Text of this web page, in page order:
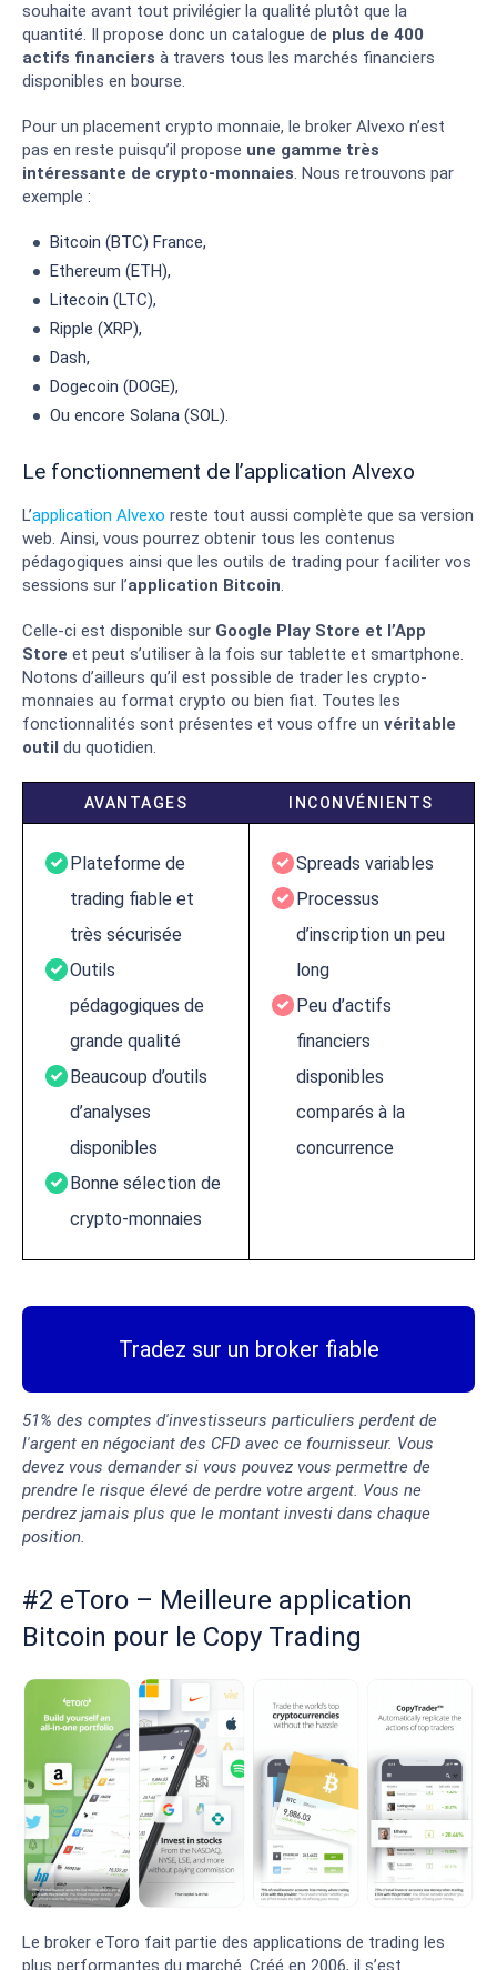
souhaite avant tout privilégier la qualité plutôt que la
quantité. Il propose donc un catalogue de plus de 400
actifs financiers à travers tous les marchés financiers
disponibles en bourse.
Pour un placement crypto monnaie, le broker Alvexo n’est
pas en reste puisqu’il propose une gamme très
intéressante de crypto-monnaies. Nous retrouvons par
exemple :
Bitcoin (BTC) France,
Ethereum (ETH),
Litecoin (LTC),
Ripple (XRP),
Dash,
Dogecoin (DOGE),
Ou encore Solana (SOL).
Le fonctionnement de l’application Alvexo
L’application Alvexo reste tout aussi complète que sa version
web. Ainsi, vous pourrez obtenir tous les contenus
pédagogiques ainsi que les outils de trading pour faciliter vos
sessions sur l’application Bitcoin.
Celle-ci est disponible sur Google Play Store et l’App
Store et peut s’utiliser à la fois sur tablette et smartphone.
Notons d’ailleurs qu’il est possible de trader les crypto-
monnaies au format crypto ou bien fiat. Toutes les
fonctionnalités sont présentes et vous offre un véritable
outil du quotidien.
AVANTAGES INCONVÉNIENTS
Plateforme de
trading fiable et
très sécurisée
Outils
pédagogiques de
grande qualité
Beaucoup d’outils
d’analyses
disponibles
Bonne sélection de
crypto-monnaies
Spreads variables
Processus
d’inscription un peu
long
Peu d’actifs
financiers
disponibles
comparés à la
concurrence
Tradez sur un broker fiable
51% des comptes d'investisseurs particuliers perdent de
l'argent en négociant des CFD avec ce fournisseur. Vous
devez vous demander si vous pouvez vous permettre de
prendre le risque élevé de perdre votre argent. Vous ne
perdrez jamais plus que le montant investi dans chaque
position.
#2 eToro – Meilleure application
Bitcoin pour le Copy Trading
Le broker eToro fait partie des applications de trading les
plus performantes du marché. Créé en 2006, il s’est